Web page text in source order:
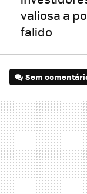
valiosa a
falido
Sem